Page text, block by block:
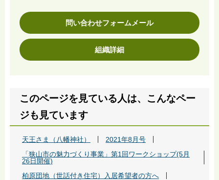
問い合わせフォームメール
組織詳細
このページを見ている人は、こんなペー
ジも見ています
天王さま（八幡神社）
2021年8月号
「狭山市の魅力づくり事業」第1回ワークショップ(5月
26日開催)
柏原団地（世話付き住宅）入居希望者の方へ